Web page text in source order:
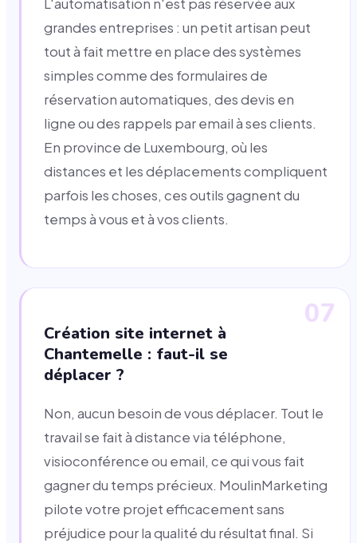
L'automatisation n'est pas réservée aux
grandes entreprises : un petit artisan peut
tout à fait mettre en place des systèmes
simples comme des formulaires de
réservation automatiques, des devis en
ligne ou des rappels par email à ses clients.
En province de Luxembourg, où les
distances et les déplacements compliquent
parfois les choses, ces outils gagnent du
temps à vous et à vos clients.
07
Création site internet à
Chantemelle : faut-il se
déplacer ?
Non, aucun besoin de vous déplacer. Tout le
travail se fait à distance via téléphone,
visioconférence ou email, ce qui vous fait
gagner du temps précieux. MoulinMarketing
pilote votre projet efficacement sans
préjudice pour la qualité du résultat final. Si